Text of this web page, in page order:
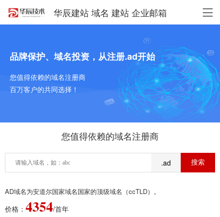
华辰建站 域名 建站 企业邮箱
品牌保护、域名投资，从注册.ad开始
您值得依赖的域名注册商
百万客户的共同选择！
您值得依赖的域名注册商
.ad
AD域名为安道尔国家域名国家的顶级域名（ccTLD）。
价格： 4354/首年